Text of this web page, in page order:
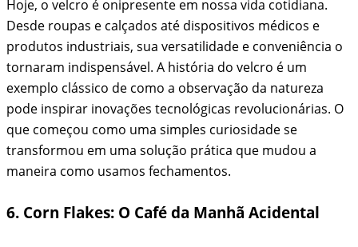
Hoje, o velcro é onipresente em nossa vida cotidiana.
Desde roupas e calçados até dispositivos médicos e
produtos industriais, sua versatilidade e conveniência o
tornaram indispensável. A história do velcro é um
exemplo clássico de como a observação da natureza
pode inspirar inovações tecnológicas revolucionárias. O
que começou como uma simples curiosidade se
transformou em uma solução prática que mudou a
maneira como usamos fechamentos.
6. Corn Flakes: O Café da Manhã Acidental